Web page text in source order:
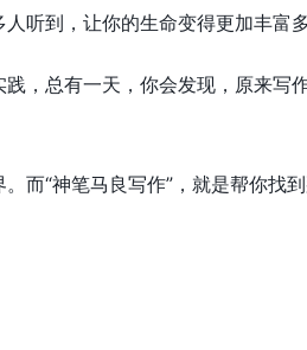
听到，让你的生命变得更加丰富多
，总有一天，你会发现，原来写
而“神笔马良写作”，就是帮你找